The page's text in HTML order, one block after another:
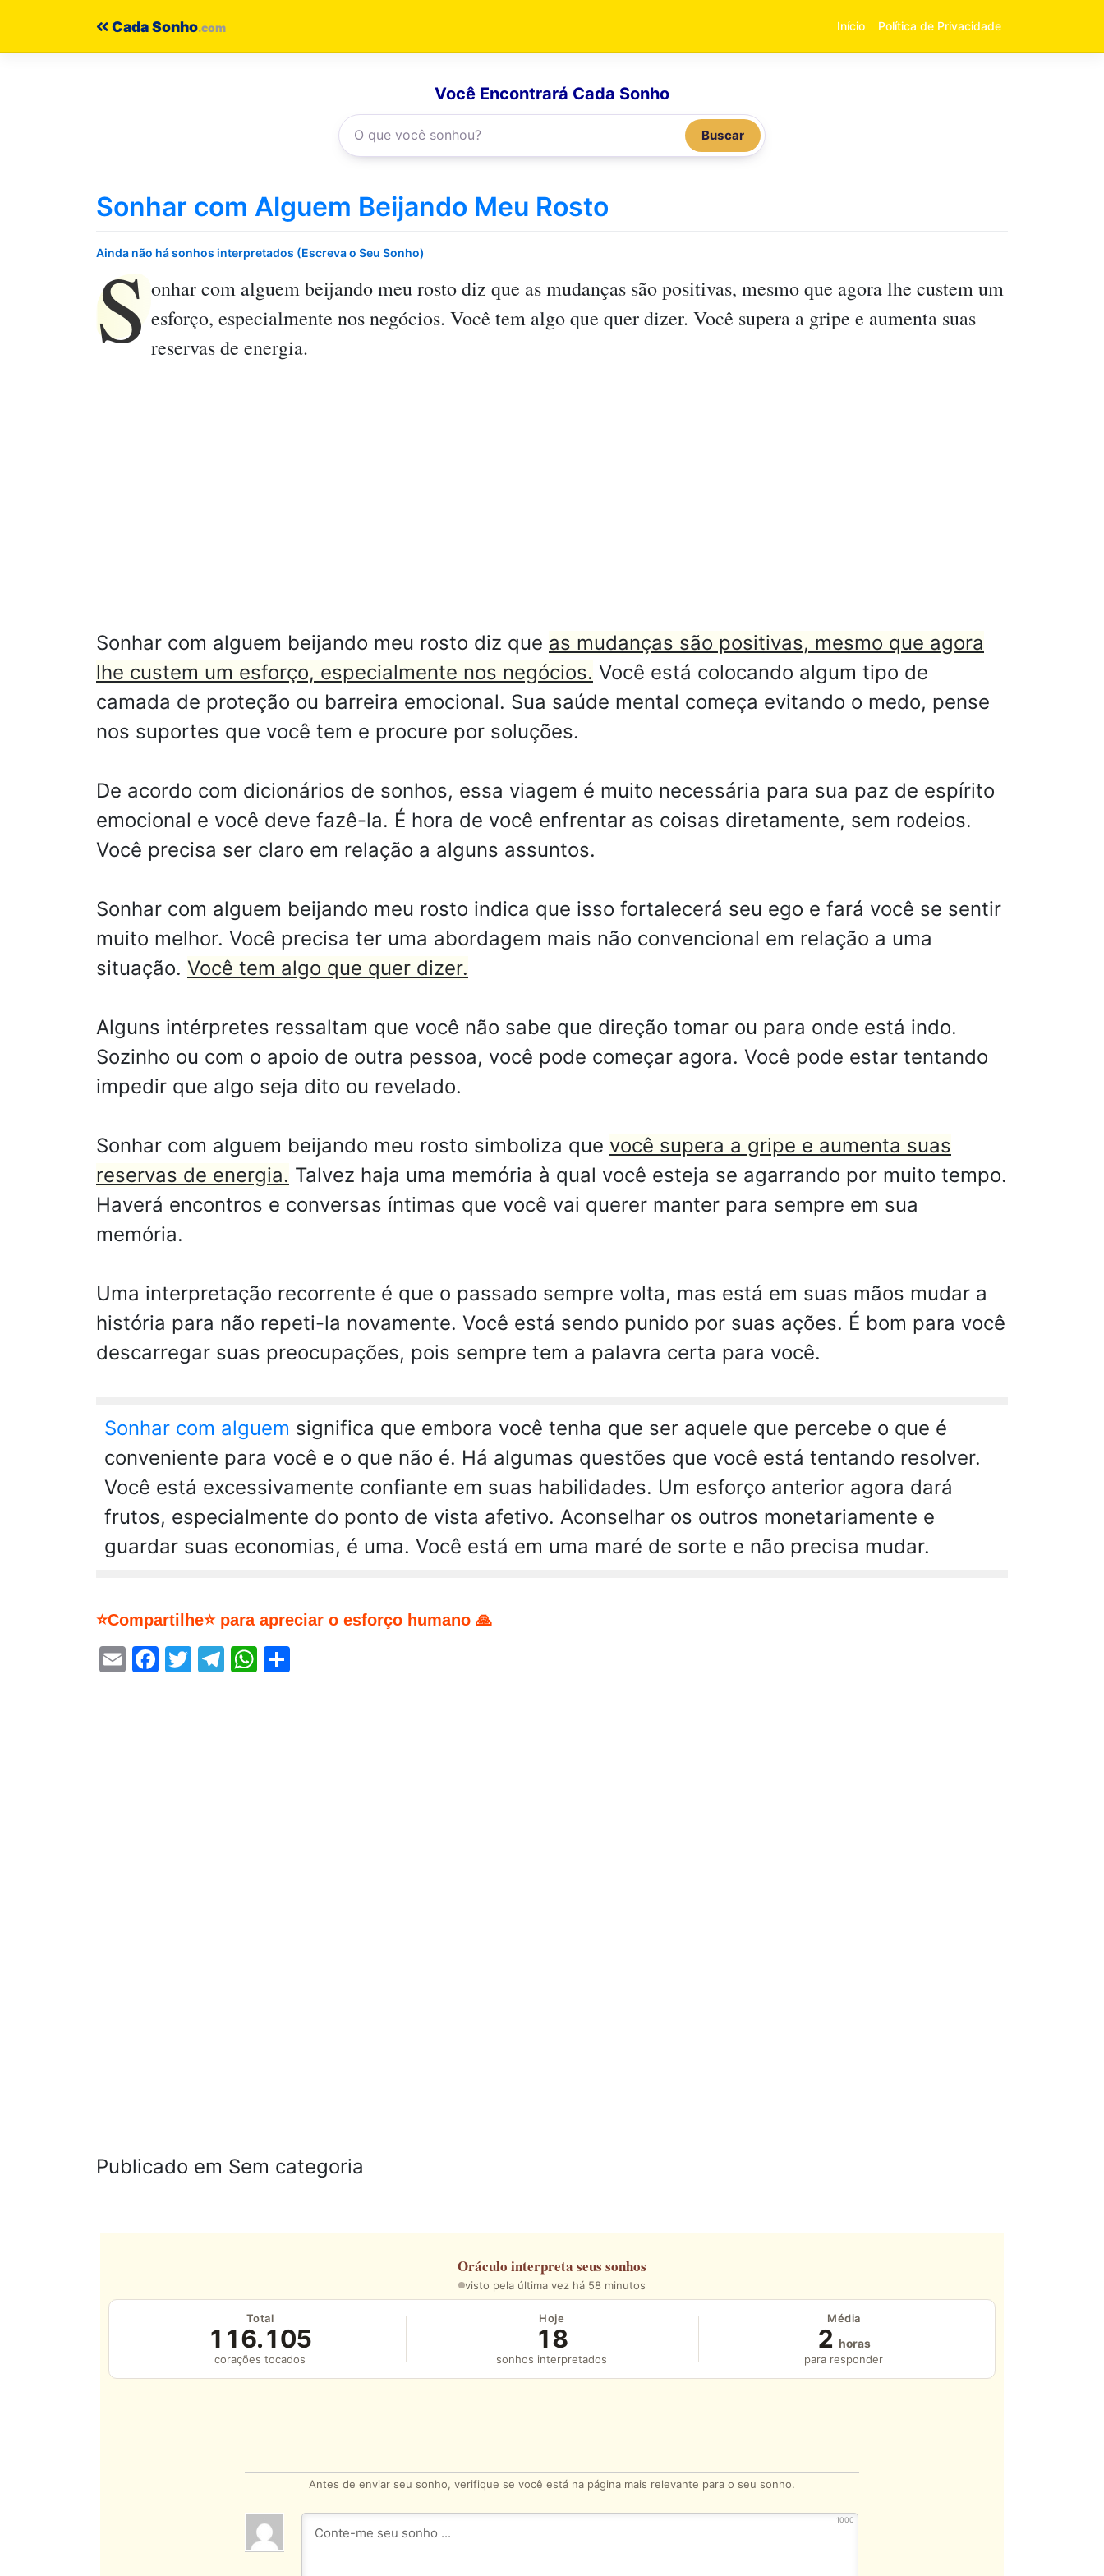
Cada Sonho Início Política de Privacidade
Você Encontrará Cada Sonho
Buscar
Sonhar com Alguem Beijando Meu Rosto
Ainda não há sonhos interpretados (Escreva o Seu Sonho)
S onhar com alguem beijando meu rostodiz que as mudanças são positivas, mesmo que agora lhe custem um
esforço, especialmente nos negócios. Você tem algo que quer dizer. Você supera a gripe e aumenta suas
reservas de energia.
Sonhar com alguem beijando meu rosto diz que as mudanças são positivas, mesmo que agora
lhe custem um esforço, especialmente nos negócios. Você está colocando algum tipo de
camada de proteção ou barreira emocional. Sua saúde mental começa evitando o medo, pense
nos suportes que você tem e procure por soluções.
De acordo com dicionários de sonhos, essa viagem é muito necessária para sua paz de espírito
emocional e você deve fazê-la. É hora de você enfrentar as coisas diretamente, sem rodeios.
Você precisa ser claro em relação a alguns assuntos.
Sonhar com alguem beijando meu rosto indica que isso fortalecerá seu ego e fará você se sentir
muito melhor. Você precisa ter uma abordagem mais não convencional em relação a uma
situação. Você tem algo que quer dizer.
Alguns intérpretes ressaltam que você não sabe que direção tomar ou para onde está indo.
Sozinho ou com o apoio de outra pessoa, você pode começar agora. Você pode estar tentando
impedir que algo seja dito ou revelado.
Sonhar com alguem beijando meu rosto simboliza que você supera a gripe e aumenta suas
reservas de energia. Talvez haja uma memória à qual você esteja se agarrando por muito tempo.
Haverá encontros e conversas íntimas que você vai querer manter para sempre em sua
memória.
Uma interpretação recorrente é que o passado sempre volta, mas está em suas mãos mudar a
história para não repeti-la novamente. Você está sendo punido por suas ações. É bom para você
descarregar suas preocupações, pois sempre tem a palavra certa para você.
Sonhar com alguem significa que embora você tenha que ser aquele que percebe o que é
conveniente para você e o que não é. Há algumas questões que você está tentando resolver.
Você está excessivamente confiante em suas habilidades. Um esforço anterior agora dará
frutos, especialmente do ponto de vista afetivo. Aconselhar os outros monetariamente e
guardar suas economias, é uma. Você está em uma maré de sorte e não precisa mudar.
⭐Compartilhe⭐ para apreciar o esforço humano 🙏
EmailFacebook
Twitter
Telegram
WhatsApp
Publicado em Sem categoria
Oráculo interpreta seus sonhos
visto pela última vez há 58 minutos
Total
116.105
corações tocados
Hoje
18
sonhos interpretados
Média
2 horas
para responder
Antes de enviar seu sonho, verifique se você está na página mais relevante para o seu sonho.
1000